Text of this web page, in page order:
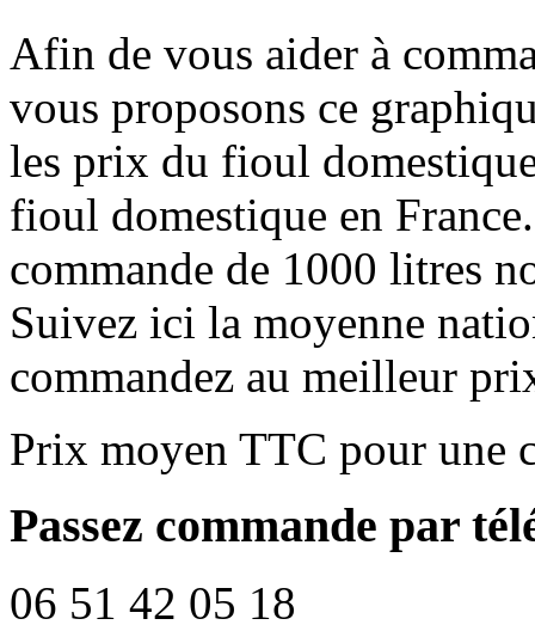
Afin de vous aider à
vous proposons ce
les prix du fioul
fioul domestique en
commande de 1000 litres
Suivez ici la moyenne
commandez au meilleur
Prix moyen TTC pour une
Passez commande par
06 51 42 05 18